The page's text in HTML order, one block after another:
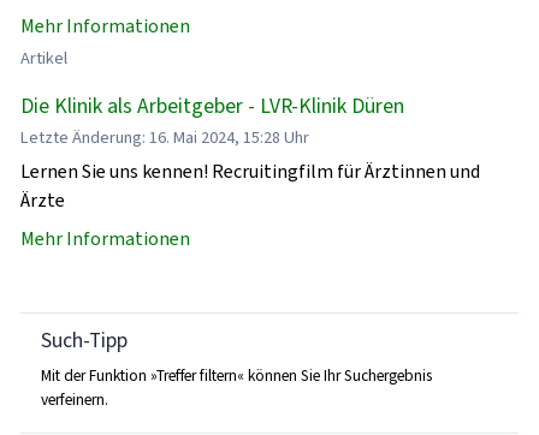
Mehr Informationen
Artikel
Die Klinik als Arbeitgeber - LVR-Klinik Düren
Letzte Änderung: 16. Mai 2024, 15:28 Uhr
Lernen Sie uns kennen! Recruitingfilm für Ärztinnen und
Ärzte
Mehr Informationen
Such-Tipp
Mit der Funktion »Treffer filtern« können Sie Ihr Suchergebnis
verfeinern.